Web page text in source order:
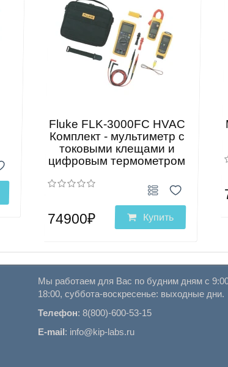
Fluke FLK-3000FC HVAC
Комплект - мультиметр с
токовыми клещами и
цифровым термометром
74900₽ Купить
Мы работаем для Вас по будним дням с
18:00, суббота-воскресенье: выходные дни.
Телефон: 8(800)-600-53-15
E-mail: info@kip-labs.ru